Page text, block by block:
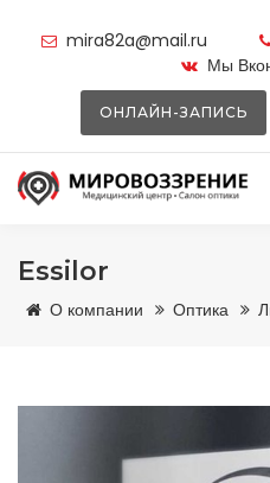
mira82a@mail.ru
Мы
ОНЛАЙН-ЗАПИСЬ
Essilor
О компании Оптика